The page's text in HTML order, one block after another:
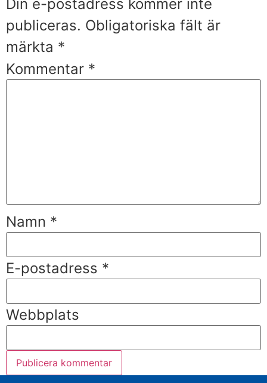
Din e-postadress kommer inte
publiceras. Obligatoriska fält är
märkta *
Kommentar *
Namn *
E-postadress *
Webbplats